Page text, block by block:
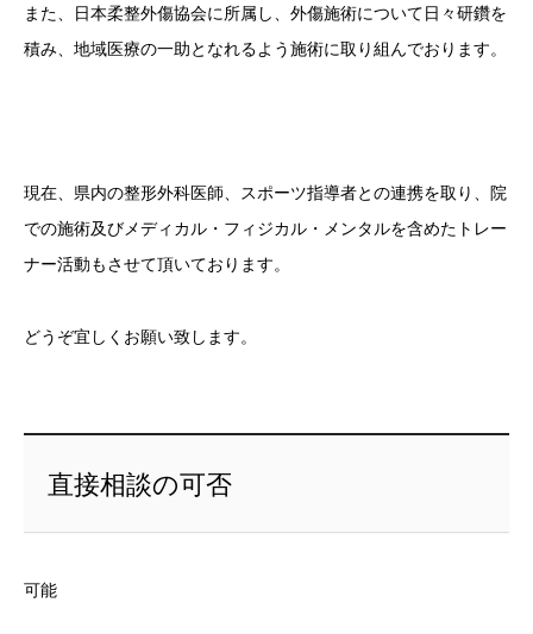
また、日本柔整外傷協会に所属し、外傷施術について日々研鑽を
積み、地域医療の一助となれるよう施術に取り組んでおります。
現在、県内の整形外科医師、スポーツ指導者との連携を取り、院
での施術及びメディカル・フィジカル・メンタルを含めたトレー
ナー活動もさせて頂いております。
どうぞ宜しくお願い致します。
直接相談の可否
可能